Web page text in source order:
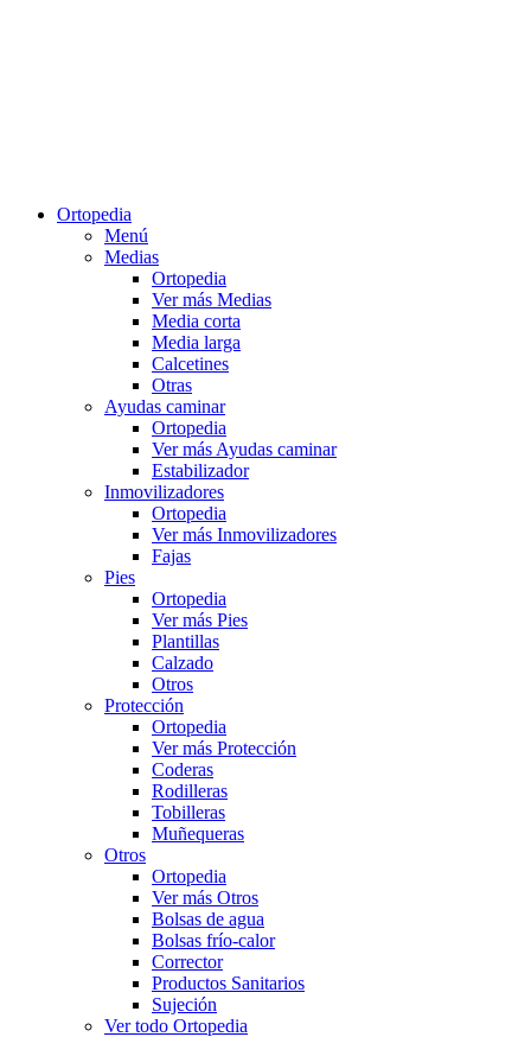
Ortopedia
Menú
Medias
Ortopedia
Ver más Medias
Media corta
Media larga
Calcetines
Otras
Ayudas caminar
Ortopedia
Ver más Ayudas caminar
Estabilizador
Inmovilizadores
Ortopedia
Ver más Inmovilizadores
Fajas
Pies
Ortopedia
Ver más Pies
Plantillas
Calzado
Otros
Protección
Ortopedia
Ver más Protección
Coderas
Rodilleras
Tobilleras
Muñequeras
Otros
Ortopedia
Ver más Otros
Bolsas de agua
Bolsas frío-calor
Corrector
Productos Sanitarios
Sujeción
Ver todo Ortopedia